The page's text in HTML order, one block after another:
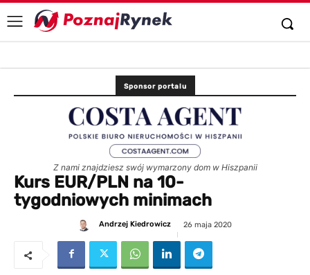
Sponsor portalu
Z nami znajdziesz swój wymarzony dom w Hiszpanii
Kurs EUR/PLN na 10-
tygodniowych minimach
Andrzej Kiedrowicz 26 maja 2020